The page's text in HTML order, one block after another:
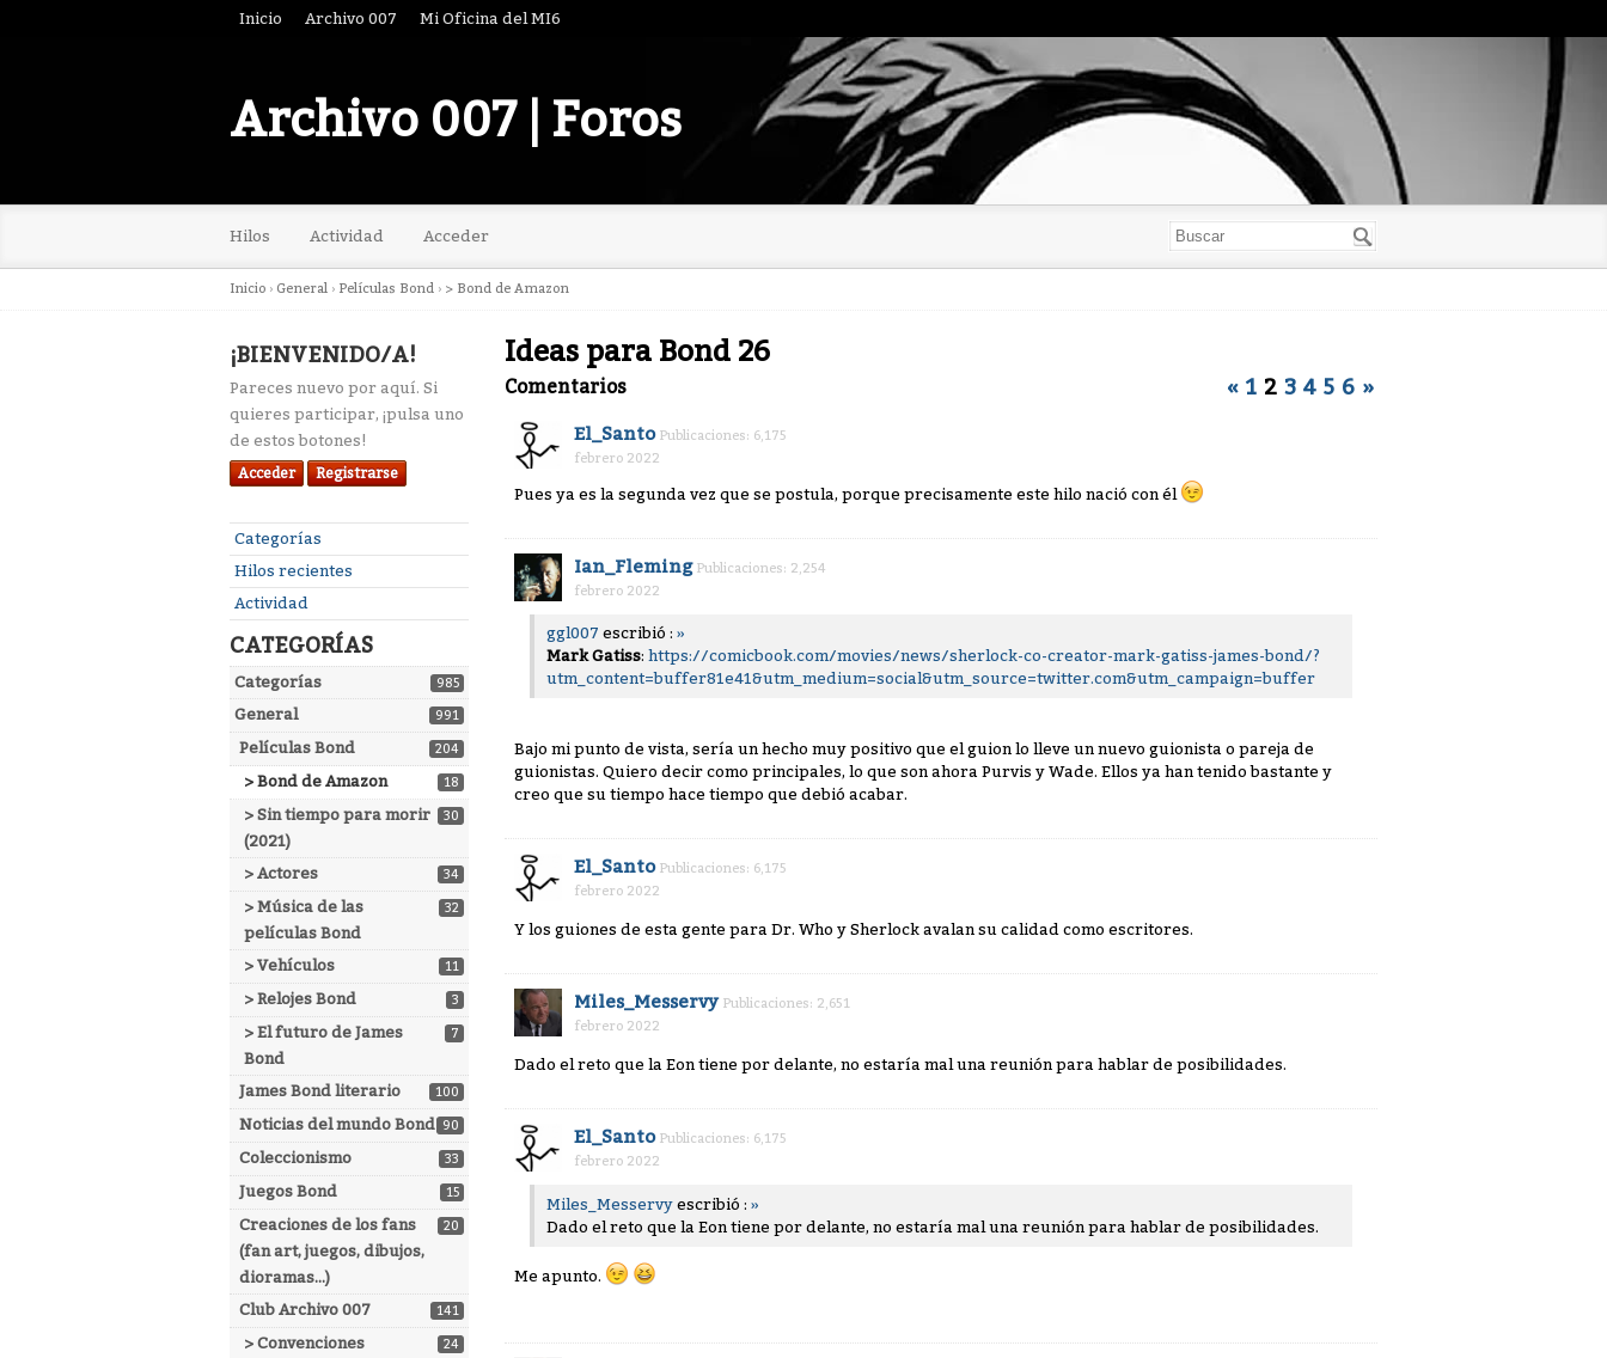
Inicio Archivo 007 Mi Oficina del MI6
Archivo 007 | Foros
Hilos Actividad Acceder
Inicio › General › Películas Bond › > Bond de Amazon
¡BIENVENIDO/A!
Pareces nuevo por aquí. Si
quieres participar, ¡pulsa uno
de estos botones!
Acceder Registrarse
Enlaces
rápidos
Categorías
Hilos recientes
Actividad
CATEGORÍAS
985
Categorías
991
General
204
Películas Bond
18
> Bond de Amazon
30
> Sin tiempo para morir
(2021)
34
> Actores
32
> Música de las
películas Bond
11
> Vehículos
3
> Relojes Bond
7
> El futuro de James
Bond
100
James Bond literario
90
Noticias del mundo Bond
33
Coleccionismo
15
Juegos Bond
20
Creaciones de los fans
(fan art, juegos, dibujos,
dioramas...)
141
Club Archivo 007
24
> Convenciones
Ideas para Bond 26
« 1 2 3 4 5 6 »
Comentarios
El_Santo Publicaciones: 6,175
febrero 2022
Pues ya es la segunda vez que se postula, porque precisamente este hilo nació con él
Ian_Fleming Publicaciones: 2,254
febrero 2022
ggl007 escribió : »
Mark Gatiss: https://comicbook.com/movies/news/sherlock-co-creator-mark-gatiss-james-bond/?
utm_content=buffer81e41&utm_medium=social&utm_source=twitter.com&utm_campaign=buffer
Bajo mi punto de vista, sería un hecho muy positivo que el guion lo lleve un nuevo guionista o pareja de
guionistas. Quiero decir como principales, lo que son ahora Purvis y Wade. Ellos ya han tenido bastante y
creo que su tiempo hace tiempo que debió acabar.
El_Santo Publicaciones: 6,175
febrero 2022
Y los guiones de esta gente para Dr. Who y Sherlock avalan su calidad como escritores.
Miles_Messervy Publicaciones: 2,651
febrero 2022
Dado el reto que la Eon tiene por delante, no estaría mal una reunión para hablar de posibilidades.
El_Santo Publicaciones: 6,175
febrero 2022
Miles_Messervy escribió : »
Dado el reto que la Eon tiene por delante, no estaría mal una reunión para hablar de posibilidades.
Me apunto.